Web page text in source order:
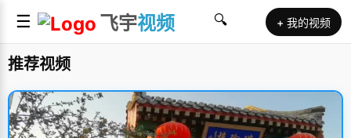
☰ 飞宇视频 🔍 + 我的视频
推荐视频